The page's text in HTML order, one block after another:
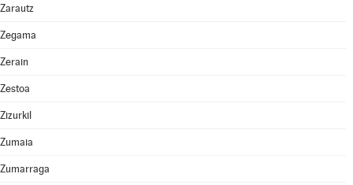
Zarautz
Zegama
Zerain
Zestoa
Zizurkil
Zumaia
Zumarraga